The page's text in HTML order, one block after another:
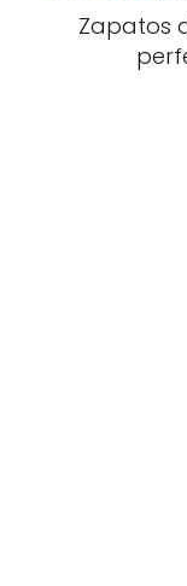
Zapatos